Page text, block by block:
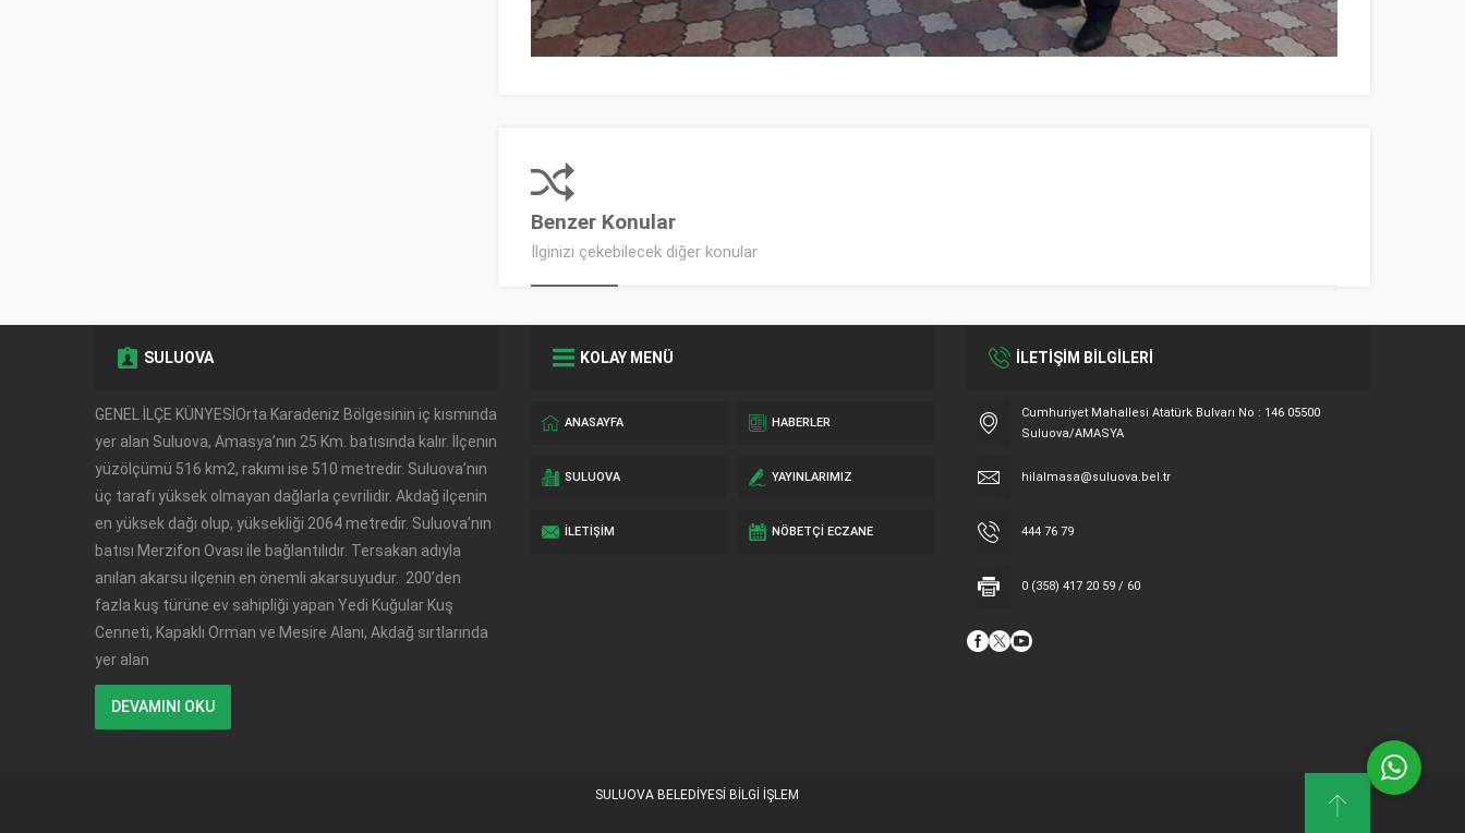
Benzer Konular
İlginizi çekebilecek diğer konular
SULUOVA
GENEL İLÇE KÜNYESİOrta Karadeniz Bölgesinin iç kısmında
yer alan Suluova, Amasya’nın 25 Km. batısında kalır. İlçenin
yüzölçümü 516 km2, rakımı ise 510 metredir. Suluova’nın
üç tarafı yüksek olmayan dağlarla çevrilidir. Akdağ ilçenin
en yüksek dağı olup, yüksekliği 2064 metredir. Suluova’nın
batısı Merzifon Ovası ile bağlantılıdır. Tersakan adıyla
anılan akarsu ilçenin en önemli akarsuyudur. 200’den
fazla kuş türüne ev sahipliği yapan Yedi Kuğular Kuş
Cenneti, Kapaklı Orman ve Mesire Alanı, Akdağ sırtlarında
yer alan
DEVAMINI OKU
KOLAY MENÜ
ANASAYFA HABERLER
SULUOVA YAYINLARIMIZ
İLETIŞIM NÖBETÇI ECZANE
İLETİŞİM BİLGİLERİ
Cumhuriyet Mahallesi Atatürk Bulvarı No : 146 05500
Suluova/AMASYA
hilalmasa@suluova.bel.tr
444 76 79
0 (358) 417 20 59 / 60
SULUOVA BELEDİYESİ BİLGİ İŞLEM